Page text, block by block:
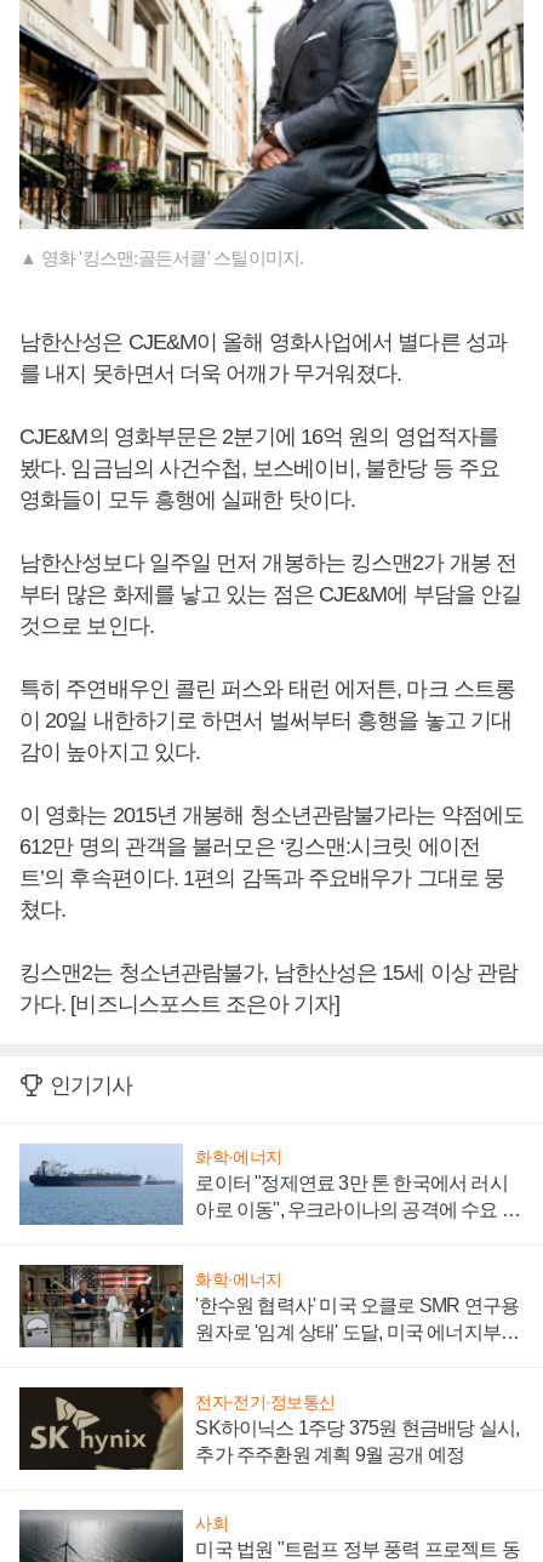
▲ 영화 '킹스맨:골든서클' 스틸이미지.
남한산성은 CJE&M이 올해 영화사업에서 별다른 성과
를 내지 못하면서 더욱 어깨가 무거워졌다.
CJE&M의 영화부문은 2분기에 16억 원의 영업적자를
봤다. 임금님의 사건수첩, 보스베이비, 불한당 등 주요
영화들이 모두 흥행에 실패한 탓이다.
남한산성보다 일주일 먼저 개봉하는 킹스맨2가 개봉 전
부터 많은 화제를 낳고 있는 점은 CJE&M에 부담을 안길
것으로 보인다.
특히 주연배우인 콜린 퍼스와 태런 에저튼, 마크 스트롱
이 20일 내한하기로 하면서 벌써부터 흥행을 놓고 기대
감이 높아지고 있다.
이 영화는 2015년 개봉해 청소년관람불가라는 약점에도
612만 명의 관객을 불러모은 ‘킹스맨:시크릿 에이전
트’의 후속편이다. 1편의 감독과 주요배우가 그대로 뭉
쳤다.
킹스맨2는 청소년관람불가, 남한산성은 15세 이상 관람
가다. [비즈니스포스트 조은아 기자]
인기기사
화학·에너지
로이터 "정제연료 3만 톤 한국에서 러시
아로 이동", 우크라이나의 공격에 수요 늘
화학·에너지
'한수원 협력사' 미국 오클로 SMR 연구용
원자로 '임계 상태' 도달, 미국 에너지부
전자·전기·정보통신
SK하이닉스 1주당 375원 현금배당 실시,
추가 주주환원 계획 9월 공개 예정
사회
미국 법원 "트럼프 정부 풍력 프로젝트 동